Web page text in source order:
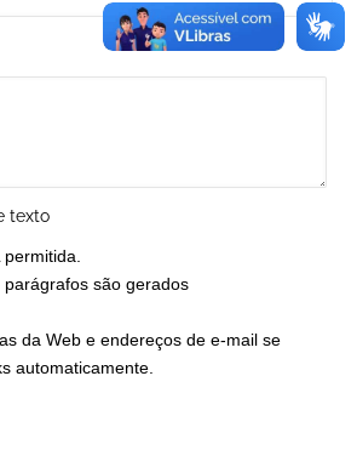
texto
são gerados
da Web e endereços de e-mail se
automaticamente.